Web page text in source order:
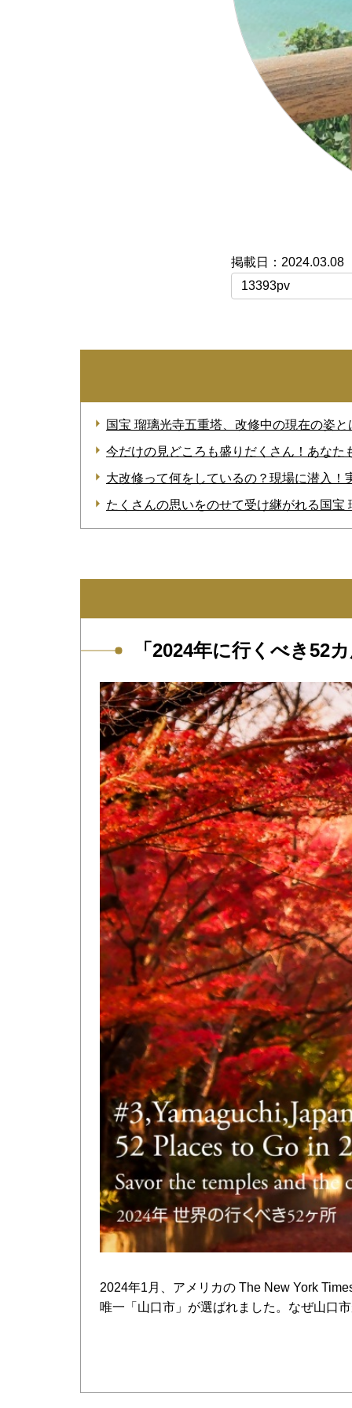
2024.03.08
13393pv
国宝 瑠璃光寺五重塔、改修中の現在の姿と
今だけの見どころも盛りだくさん！あな
大改修って何をしているの？現場に潜入
たくさんの思いをのせて受け継がれる国宝
「2024年に行くべき52
2024年1月、アメリカの The New York
唯一「山口市」が選ばれました。なぜ山口